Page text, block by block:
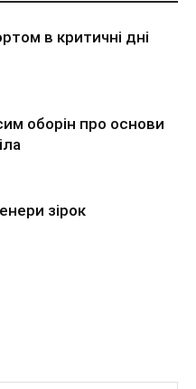
в критичні дні
оборін про основи
зірок